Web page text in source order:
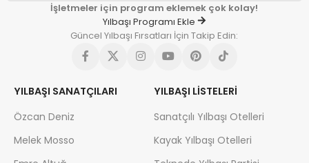
İşletmeler için program eklemek çok kolay!
Yılbaşı Programı Ekle
Güncel Yılbaşı Fırsatları İçin Takip Edin:
YILBAŞI SANATÇILARI
Özcan Deniz
Melek Mosso
YILBAŞI LISTELERI
Sanatçılı Yılbaşı Otelleri
Kayak Yılbaşı Otelleri